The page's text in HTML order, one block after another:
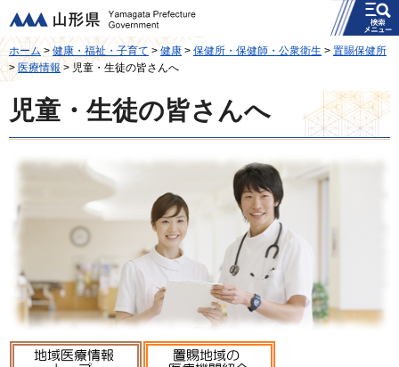
山形県
メニュー
ホーム>健康・福祉・子育て > 健康 > 保健所・保健師・公衆衛生 > 置賜保健所
>医療情報> 児童・生徒の皆さんへ
児童・生徒の皆さんへ